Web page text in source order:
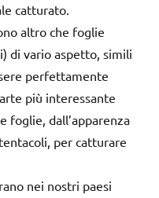
catturato.
altro che foglie
di vario aspetto, simili
perfettamente
più interessante
foglie, dall’apparenza
per catturare
nei nostri paesi